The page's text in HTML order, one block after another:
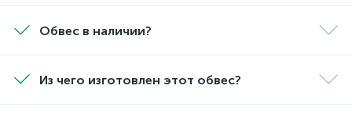
Обвес в наличии?
Из чего изготовлен этот обвес?